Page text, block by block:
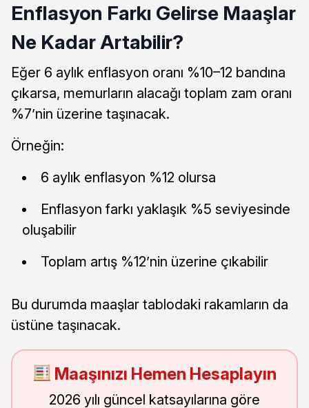
Enflasyon Farkı Gelirse Maaşlar
Ne Kadar Artabilir?
Eğer 6 aylık enflasyon oranı %10–12 bandına
çıkarsa, memurların alacağı toplam zam oranı
%7’nin üzerine taşınacak.
Örneğin:
6 aylık enflasyon %12 olursa
Enflasyon farkı yaklaşık %5 seviyesinde
oluşabilir
Toplam artış %12’nin üzerine çıkabilir
Bu durumda maaşlar tablodaki rakamların da
üstüne taşınacak.
Maaşınızı Hemen Hesaplayın
2026 yılı güncel katsayılarına göre